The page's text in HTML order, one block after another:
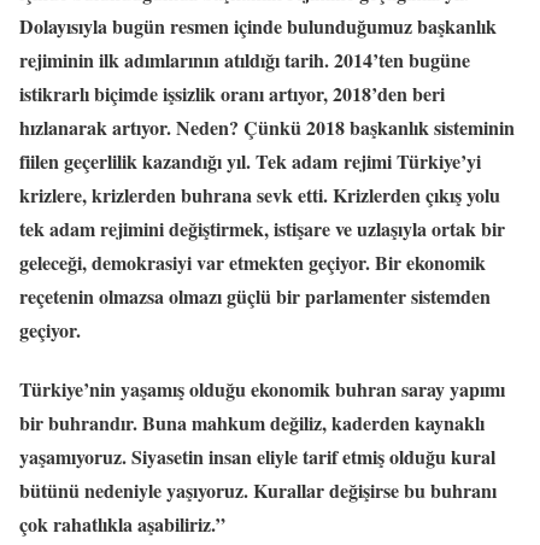
Dolayısıyla bugün resmen içinde bulunduğumuz başkanlık
rejiminin ilk adımlarının atıldığı tarih. 2014’ten bugüne
istikrarlı biçimde işsizlik oranı artıyor, 2018’den beri
hızlanarak artıyor. Neden? Çünkü 2018 başkanlık sisteminin
fiilen geçerlilik kazandığı yıl. Tek adam rejimi Türkiye’yi
krizlere, krizlerden buhrana sevk etti. Krizlerden çıkış yolu
tek adam rejimini değiştirmek, istişare ve uzlaşıyla ortak bir
geleceği, demokrasiyi var etmekten geçiyor. Bir ekonomik
reçetenin olmazsa olmazı güçlü bir parlamenter sistemden
geçiyor.
Türkiye’nin yaşamış olduğu ekonomik buhran saray yapımı
bir buhrandır. Buna mahkum değiliz, kaderden kaynaklı
yaşamıyoruz. Siyasetin insan eliyle tarif etmiş olduğu kural
bütünü nedeniyle yaşıyoruz. Kurallar değişirse bu buhranı
çok rahatlıkla aşabiliriz.”